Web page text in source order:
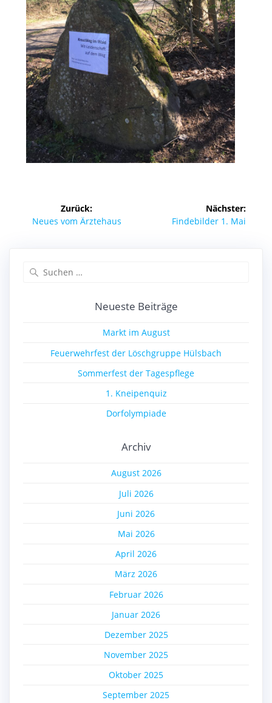
Beitragsnavigation
Zurück:
Vorheriger
Neues vom Ärztehaus
Nächster:
Nächster
Findebilder 1. Mai
Neueste Beiträge
Markt im August
Feuerwehrfest der Löschgruppe Hülsbach
Sommerfest der Tagespflege
1. Kneipenquiz
Dorfolympiade
Archiv
August 2026
Juli 2026
Juni 2026
Mai 2026
April 2026
März 2026
Februar 2026
Januar 2026
Dezember 2025
November 2025
Oktober 2025
September 2025